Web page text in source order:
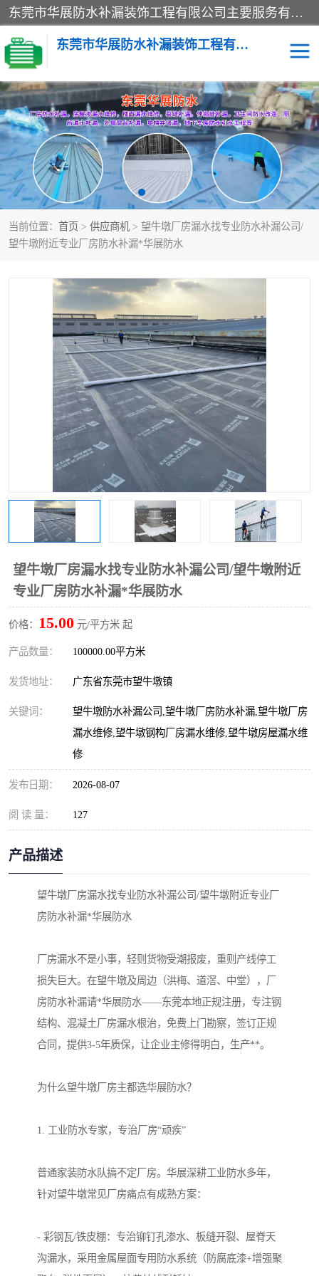
东莞市华展防水补漏装饰工程有限公司主要服务有：东莞防水补漏，东莞厂房防水补漏，东莞房屋渗漏水维修，楼面漏水维修，裂缝补漏，伸缩缝补漏，卫生间防水改造，厕所漏水补漏，外墙窗台补漏，电梯井堵漏，地下车库防水引水工程等
东莞市华展防水补漏装饰工程有限公司
当前位置： 首页 > 供应商机 > 望牛墩厂房漏水找专业防水补漏公司/
望牛墩附近专业厂房防水补漏*华展防水
望牛墩厂房漏水找专业防水补漏公司/望牛墩附近
专业厂房防水补漏*华展防水
价格： 15.00 元/平方米 起
产品数量： 100000.00平方米
发货地址： 广东省东莞市望牛墩镇
关键词：
望牛墩防水补漏公司,望牛墩厂房防水补漏,望牛墩厂房
漏水维修,望牛墩钢构厂房漏水维修,望牛墩房屋漏水维
修
发布日期： 2026-08-07
阅 读 量： 127
产品描述
望牛墩厂房漏水找专业防水补漏公司/望牛墩附近专业厂
房防水补漏*华展防水
厂房漏水不是小事，轻则货物受潮报废，重则产线停工
损失巨大。在望牛墩及周边（洪梅、道滘、中堂），厂
房防水补漏请*华展防水——东莞本地正规注册，专注钢
结构、混凝土厂房漏水根治，免费上门勘察，签订正规
合同，提供3-5年质保，让企业主修得明白，生产**。
为什么望牛墩厂房主都选华展防水？
1. 工业防水专家，专治厂房“顽疾”
普通家装防水队搞不定厂房。华展深耕工业防水多年，
针对望牛墩常见厂房痛点有成熟方案：
- 彩钢瓦/铁皮棚：专治铆钉孔渗水、板缝开裂、屋脊天
沟漏水，采用金属屋面专用防水系统（防腐底漆+增强聚
楼面防水补漏 外墙防水补漏
阳台卫生间防水补漏 地下室防水补漏
金属房搭建及补漏